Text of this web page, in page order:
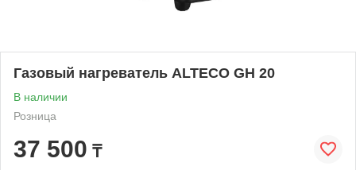
Газовый нагреватель ALTECO GH 20
В наличии
Розница
37 500 ₸